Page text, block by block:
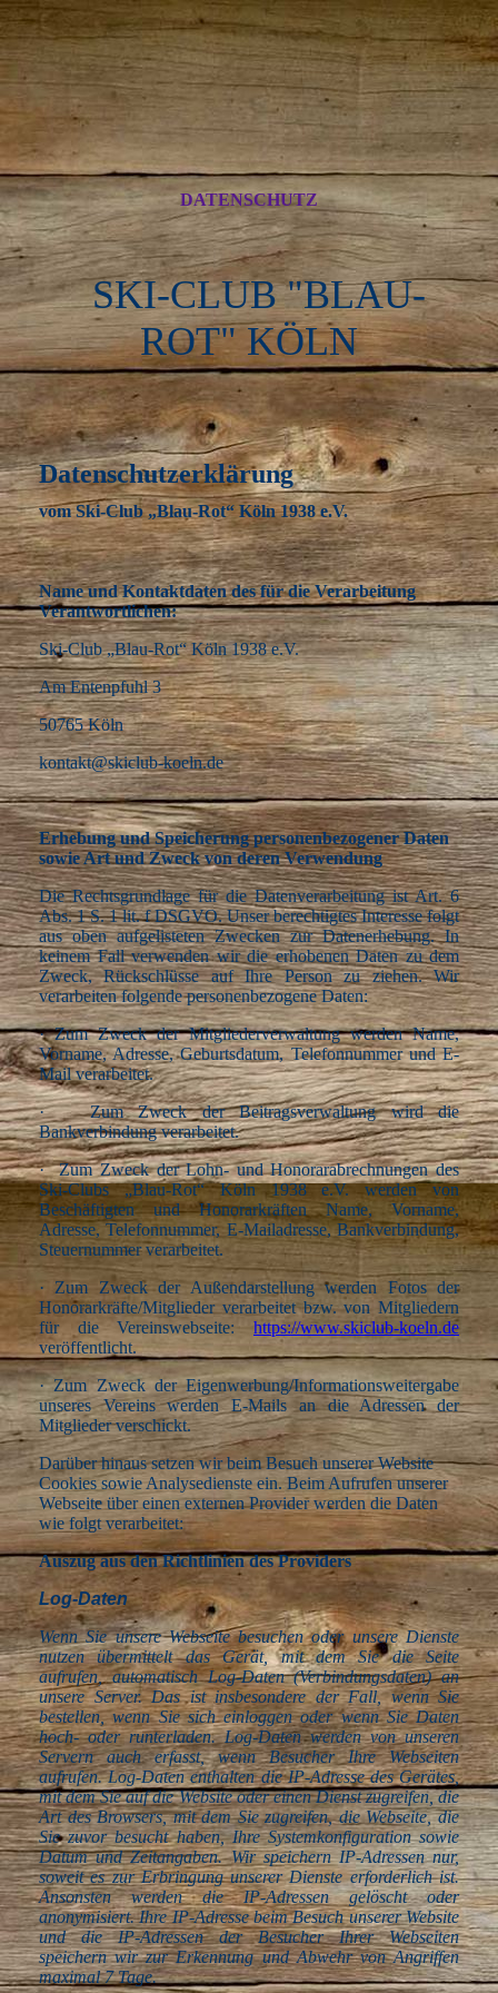
DATENSCHUTZ
SKI-CLUB "BLAU-
ROT" KÖLN
Datenschutzerklärung
vom Ski-Club „Blau-Rot“ Köln 1938 e.V.
Name und Kontaktdaten des für die Verarbeitung
Verantwortlichen:
Ski-Club „Blau-Rot“ Köln 1938 e.V.
Am Entenpfuhl 3
50765 Köln
kontakt@skiclub-koeln.de
Erhebung und Speicherung personenbezogener Daten
sowie Art und Zweck von deren Verwendung
Die Rechtsgrundlage für die Datenverarbeitung ist Art. 6
Abs. 1 S. 1 lit. f DSGVO. Unser berechtigtes Interesse folgt
aus oben aufgelisteten Zwecken zur Datenerhebung. In
keinem Fall verwenden wir die erhobenen Daten zu dem
Zweck, Rückschlüsse auf Ihre Person zu ziehen. Wir
verarbeiten folgende personenbezogene Daten:
·Zum Zweck der Mitgliederverwaltung werden Name,
Vorname, Adresse, Geburtsdatum, Telefonnummer und E-
Mail verarbeitet.
·Zum Zweck der Beitragsverwaltung wird die
Bankverbindung verarbeitet.
·Zum Zweck der Lohn- und Honorarabrechnungen des
Ski-Clubs „Blau-Rot“ Köln 1938 e.V. werden von
Beschäftigten und Honorarkräften Name, Vorname,
Adresse, Telefonnummer, E-Mailadresse, Bankverbindung,
Steuernummer verarbeitet.
· Zum Zweck der Außendarstellung werden Fotos der
Honorarkräfte/Mitglieder verarbeitet bzw. von Mitgliedern
für die Vereinswebseite: https://www.skiclub-koeln.de
veröffentlicht.
·Zum Zweck der Eigenwerbung/Informationsweitergabe
unseres Vereins werden E-Mails an die Adressen der
Mitglieder verschickt.
Darüber hinaus setzen wir beim Besuch unserer Website
Cookies sowie Analysedienste ein.Beim Aufrufen unserer
Webseite über einen externen Provider werden die Daten
wie folgt verarbeitet:
Auszug aus den Richtlinien des Providers
Log-Daten
Wenn Sie unsere Webseite besuchen oder unsere Dienste
nutzen übermittelt das Gerät, mit dem Sie die Seite
aufrufen, automatisch Log-Daten (Verbindungsdaten) an
unsere Server. Das ist insbesondere der Fall, wenn Sie
bestellen, wenn Sie sich einloggen oder wenn Sie Daten
hoch- oder runterladen. Log-Daten werden von unseren
Servern auch erfasst, wenn Besucher Ihre Webseiten
aufrufen. Log-Daten enthalten die IP-Adresse des Gerätes,
mit dem Sie auf die Website oder einen Dienst zugreifen, die
Art des Browsers, mit dem Sie zugreifen, die Webseite, die
Sie zuvor besucht haben, Ihre Systemkonfiguration sowie
Datum und Zeitangaben. Wir speichern IP-Adressen nur,
soweit es zur Erbringung unserer Dienste erforderlich ist.
Ansonsten werden die IP-Adressen gelöscht oder
anonymisiert. Ihre IP-Adresse beim Besuch unserer Website
und die IP-Adressen der Besucher Ihrer Webseiten
speichern wir zur Erkennung und Abwehr von Angriffen
maximal 7 Tage.